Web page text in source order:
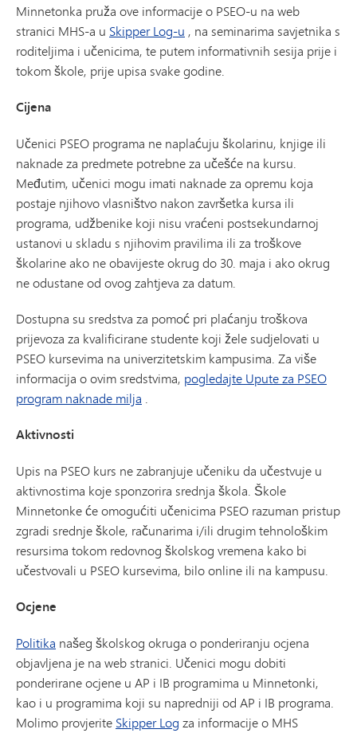
Minnetonka pruža ove informacije o PSEO-u na web
stranici MHS-a u Skipper Log-u , na seminarima savjetnika s
roditeljima i učenicima, te putem informativnih sesija prije i
tokom škole, prije upisa svake godine.
Cijena
Učenici PSEO programa ne naplaćuju školarinu, knjige ili
naknade za predmete potrebne za učešće na kursu.
Međutim, učenici mogu imati naknade za opremu koja
postaje njihovo vlasništvo nakon završetka kursa ili
programa, udžbenike koji nisu vraćeni postsekundarnoj
ustanovi u skladu s njihovim pravilima ili za troškove
školarine ako ne obavijeste okrug do 30. maja i ako okrug
ne odustane od ovog zahtjeva za datum.
Dostupna su sredstva za pomoć pri plaćanju troškova
prijevoza za kvalificirane studente koji žele sudjelovati u
PSEO kursevima na univerzitetskim kampusima. Za više
informacija o ovim sredstvima, pogledajte Upute za PSEO
program naknade milja .
Aktivnosti
Upis na PSEO kurs ne zabranjuje učeniku da učestvuje u
aktivnostima koje sponzorira srednja škola. Škole
Minnetonke će omogućiti učenicima PSEO razuman pristup
zgradi srednje škole, računarima i/ili drugim tehnološkim
resursima tokom redovnog školskog vremena kako bi
učestvovali u PSEO kursevima, bilo online ili na kampusu.
Ocjene
Politika našeg školskog okruga o ponderiranju ocjena
objavljena je na web stranici. Učenici mogu dobiti
ponderirane ocjene u AP i IB programima u Minnetonki,
kao i u programima koji su napredniji od AP i IB programa.
Molimo provjerite Skipper Log za informacije o MHS